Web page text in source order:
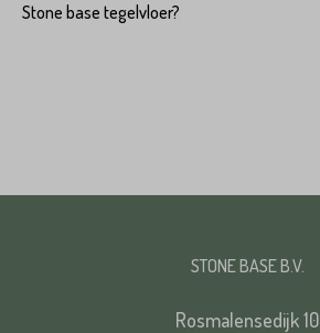
Stone base tegelvloer?
STONE BASE B.V.
Rosmalensedijk 10